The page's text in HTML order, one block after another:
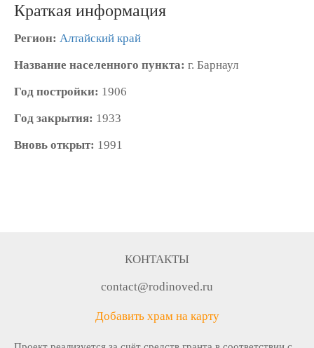
Краткая информация
Регион: Алтайский край
Название населенного пункта: г. Барнаул
Год постройки: 1906
Год закрытия: 1933
Вновь открыт: 1991
КОНТАКТЫ
contact@rodinoved.ru
Добавить храм на карту